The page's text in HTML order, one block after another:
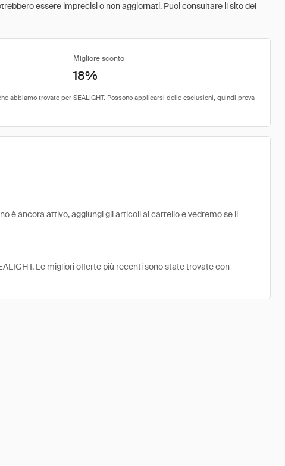
essere imprecisi o non aggiornati. Puoi consultare il sito del
Migliore sconto
18%
è ancora attivo, aggiungi gli articoli al carrello e vedremo se il
Le migliori offerte più recenti sono state trovate con